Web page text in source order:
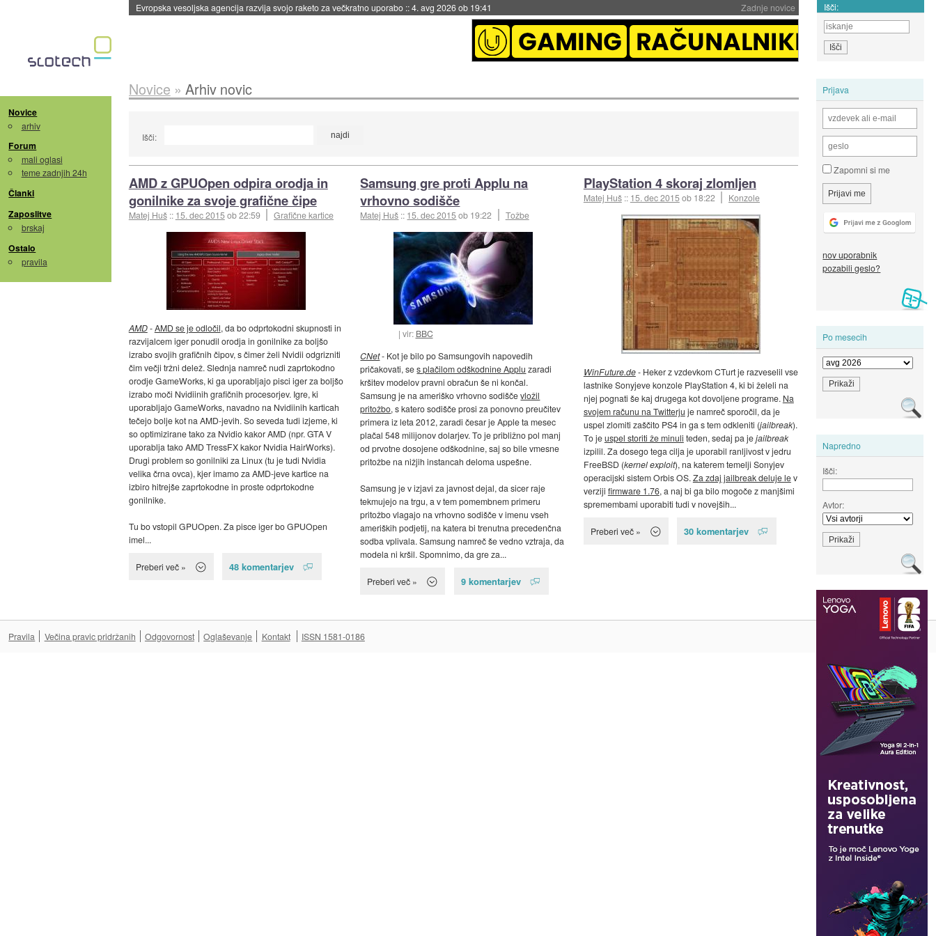
Zadnje novice
Evropska vesoljska agencija razvija svojo raketo za večkratno uporabo ::4. avg 2026 ob 19:41 Išči:
Novice
arhiv
Forum
mali oglasi
teme zadnjih 24h
Članki
Zaposlitve
brskaj
Ostalo
pravila
Prijava
Zapomni si me
nov uporabnik
pozabili geslo?
Po mesecih
Napredno
Išči:
Avtor:
Novice » Arhiv novic
Išči:
AMD z GPUOpen odpira orodja in
gonilnike za svoje grafične čipe
Matej Huš :: 15. dec 2015ob 22:59 Grafične kartice
AMD-AMD se je odločil, da bo odprtokodni skupnosti in
razvijalcem iger ponudil orodja in gonilnike za boljšo
izrabo svojih grafičnih čipov, s čimer želi Nvidii odgrizniti
čim večji tržni delež. Slednja namreč nudi zaprtokodno
orodje GameWorks, ki ga uporabljajo pisci iger za boljšo
izrabo moči Nvidiinih grafičnih procesorjev. Igre, ki
uporabljajo GameWorks, navadno na Nvidiinih karticah
tečejo bolje kot na AMD-jevih. So seveda tudi izjeme, ki
so optimizirane tako za Nvidio kakor AMD (npr. GTA V
uporablja tako AMD TressFX kakor Nvidia HairWorks).
Drugi problem so gonilniki za Linux (tu je tudi Nvidia
velika črna ovca), kjer imamo za AMD-jeve kartice na
izbiro hitrejše zaprtokodne in proste odprtokodne
gonilnike.
Tu bo vstopil GPUOpen. Za pisce iger bo GPUOpen
imel...
Preberi več » 48 komentarjev
Samsung gre proti Applu na
vrhovno sodišče
Matej Huš :: 15. dec 2015ob 19:22 Tožbe
vir: BBC
CNet- Kot je bilo po Samsungovih napovedih
pričakovati, ses plačilom odškodnine Applu zaradi
kršitev modelov pravni obračun še ni končal.
Samsung je na ameriško vrhovno sodiščevložil
pritožbo, s katero sodišče prosi za ponovno preučitev
primera iz leta 2012, zaradi česar je Apple ta mesec
plačal 548 milijonov dolarjev. To je približno pol manj
od prvotne dosojene odškodnine, saj so bile vmesne
pritožbe na nižjih instancah deloma uspešne.
Samsung je v izjavi za javnost dejal, da sicer raje
tekmujejo na trgu, a v tem pomembnem primeru
pritožbo vlagajo na vrhovno sodišče v imenu vseh
ameriških podjetij, na katera bi trenutna precedenčna
sodba vplivala. Samsung namreč še vedno vztraja, da
modela ni kršil. Spomnimo, da gre za...
Preberi več » 9 komentarjev
PlayStation 4 skoraj zlomljen
Matej Huš :: 15. dec 2015ob 18:22 Konzole
WinFuture.de- Heker z vzdevkom CTurt je razveselil vse
lastnike Sonyjeve konzole PlayStation 4, ki bi želeli na
njej pognati še kaj drugega kot dovoljene programe. Na
svojem računu na Twitterju je namreč sporočil, da je
uspel zlomiti zaščito PS4 in ga s tem odkleniti (jailbreak).
To jeuspel storiti že minuli teden, sedaj pa jejailbreak
izpilil. Za dosego tega cilja je uporabil ranljivost v jedru
FreeBSD (kernel exploit), na katerem temelji Sonyjev
operacijski sistem Orbis OS. Za zdaj jailbreak deluje lev
verziji firmware 1.76, a naj bi ga bilo mogoče z manjšimi
spremembami uporabiti tudi v novejših...
Preberi več » 30 komentarjev
Na vrh ^
Pravila Večina pravic pridržanih Odgovornost Oglaševanje Kontakt ISSN 1581-0186